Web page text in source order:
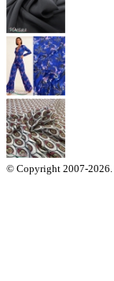
© Copyright 2007-2026.